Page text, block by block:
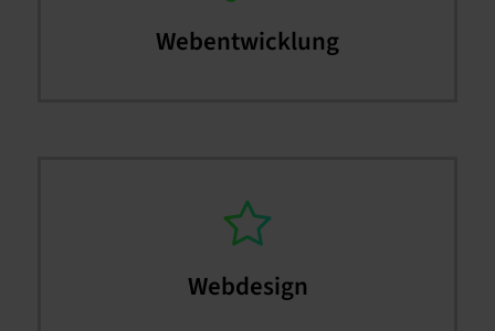
Webentwicklung
Webdesign